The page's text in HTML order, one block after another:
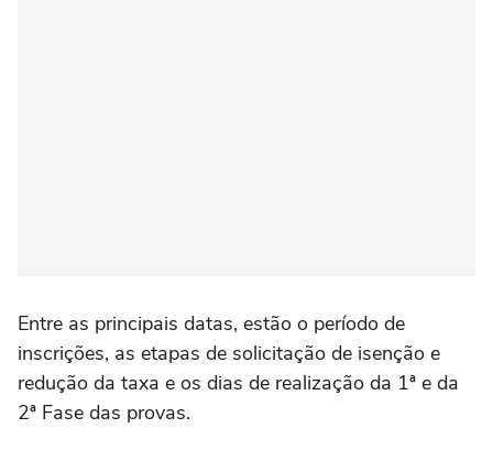
Entre as principais datas, estão o período de
inscrições, as etapas de solicitação de isenção e
redução da taxa e os dias de realização da 1ª e da
2ª Fase das provas.